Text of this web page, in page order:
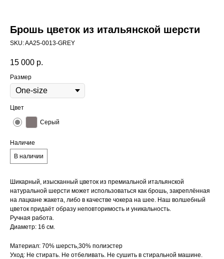
Брошь цветок из итальянской шерсти
SKU:AA25-0013-GREY
15 000 р.
Размер
Цвет
Серый
Наличие
В наличии
Шикарный, изысканный цветок из премиальной итальянской
натуральной шерсти может использоваться как брошь, закреплённая
на лацкане жакета, либо в качестве чокера на шее. Наш волшебный
цветок придаёт образу неповторимость и уникальность.
Ручная работа.
Диаметр: 16 см.
Материал: 70% шерсть,30% полиэстер
Уход: Не стирать. Не отбеливать. Не сушить в стиральной машине.